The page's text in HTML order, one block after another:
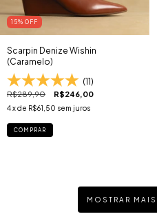
15% OFF
Scarpin Denize Wishin
(Caramelo)
(11)
R$289,90 R$246,00
4x de R$61,50 sem juros
COMPRAR
MOSTRAR